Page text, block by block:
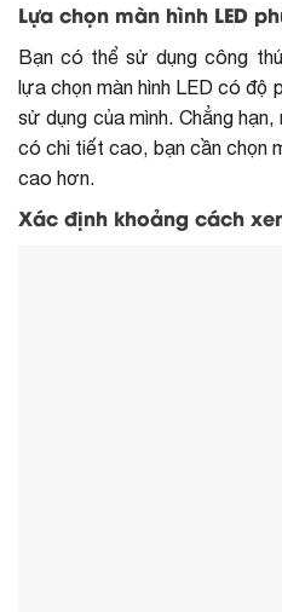
Lựa chọn màn hình LED
Bạn có thể sử dụng công
lựa chọn màn hình LED có độ
sử dụng của mình. Chẳng
có chi tiết cao, bạn cần chọn
cao hơn.
Xác định khoảng cách